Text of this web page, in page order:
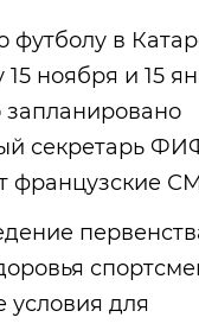
в
ноября и 15
секретарь
французские
условия для